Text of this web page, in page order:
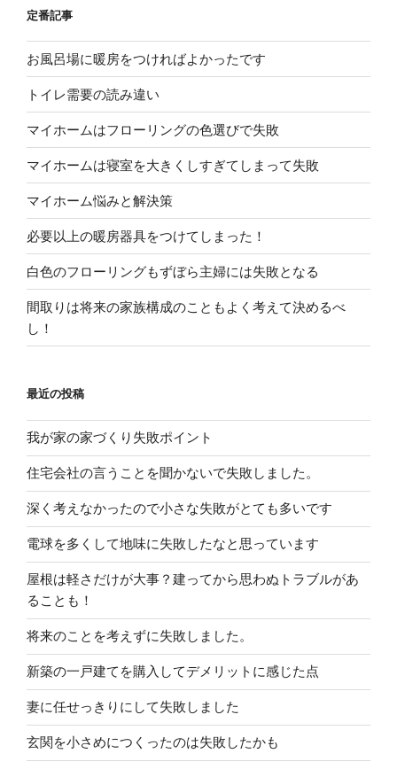
定番記事
お風呂場に暖房をつければよかったです
トイレ需要の読み違い
マイホームはフローリングの色選びで失敗
マイホームは寝室を大きくしすぎてしまって失敗
マイホーム悩みと解決策
必要以上の暖房器具をつけてしまった！
白色のフローリングもずぼら主婦には失敗となる
間取りは将来の家族構成のこともよく考えて決めるべ
し！
最近の投稿
我が家の家づくり失敗ポイント
住宅会社の言うことを聞かないで失敗しました。
深く考えなかったので小さな失敗がとても多いです
電球を多くして地味に失敗したなと思っています
屋根は軽さだけが大事？建ってから思わぬトラブルがあ
ることも！
将来のことを考えずに失敗しました。
新築の一戸建てを購入してデメリットに感じた点
妻に任せっきりにして失敗しました
玄関を小さめにつくったのは失敗したかも